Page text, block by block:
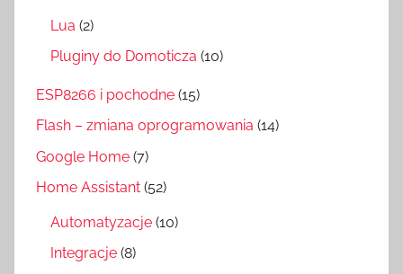
Lua (2)
Pluginy do Domoticza (10)
ESP8266 i pochodne (15)
Flash – zmiana oprogramowania (14)
Google Home (7)
Home Assistant (52)
Automatyzacje (10)
Integracje (8)